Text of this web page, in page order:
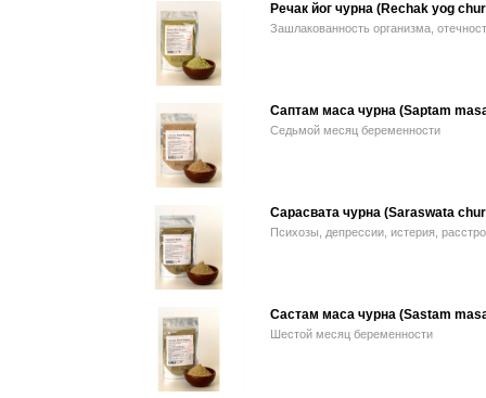
Речак йог чурна (Rechak yog
Зашлакованность организма,
Саптам маса чурна (Saptam
Седьмой месяц беременности
Сарасвата чурна (Saraswata
Психозы, депрессии, истерия,
Састам маса чурна (Sastam
Шестой месяц беременности